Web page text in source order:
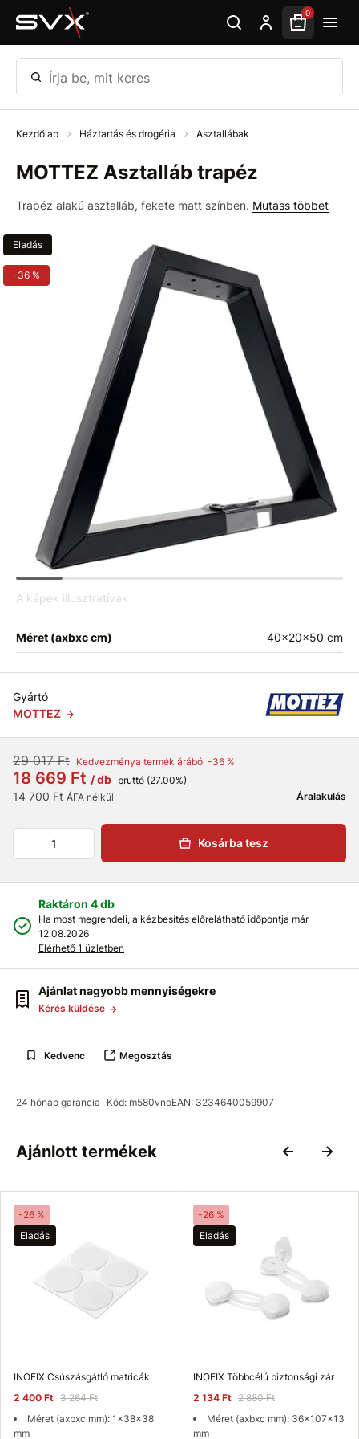
Ugrás az oldal fő részéhez 0
Írja be, mit keres
Kezdőlap Háztartás és drogéria Asztallábak
MOTTEZ Asztalláb trapéz
Trapéz alakú asztalláb, fekete matt színben. Mutass többet
Eladás
-36 %
A képek illusztratívak
Méret (axbxc cm) 40x20x50 cm
Gyártó
MOTTEZ
29 017 Ft Kedvezménya termék árából -36 %
18 669 Ft / db bruttó (27.00%)
14 700 Ft ÁFA nélkül Áralakulás
Kosárba tesz
Raktáron 4 db
Ha most megrendeli, a kézbesítés előrelátható időpontja már
12.08.2026
Elérhető 1 üzletben
Ajánlat nagyobb mennyiségekre
Kérés küldése
Kedvenc Megosztás
24 hónap garancia Kód: m580vnoEAN: 3234640059907
Ajánlott termékek
-26 %
Eladás
INOFIX Csúszásgátló matricák
2 400 Ft 3 264 Ft
Méret (axbxc mm): 1x38x38
mm
-26 %
Eladás
INOFIX Többcélú biztonsági zár
2 134 Ft 2 880 Ft
Méret (axbxc mm): 36x107x13
mm